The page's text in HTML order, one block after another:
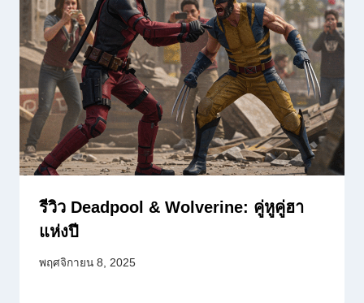
รีวิว Deadpool & Wolverine: คู่หูคู่ฮา
แห่งปี
พฤศจิกายน 8, 2025